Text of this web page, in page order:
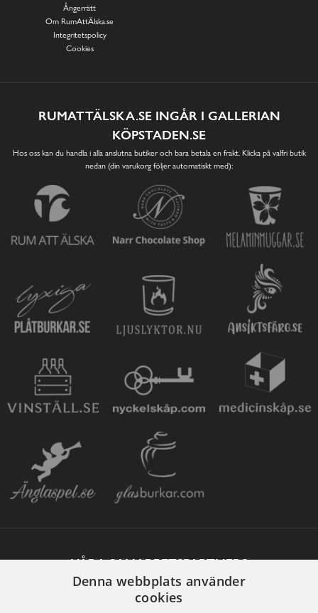
Ångerrätt
Om RumAttÄlska.se
Integritetspolicy
Cookies
RUMATTÄLSKA.SE INGÅR I GALLERIAN
KÖPSTADEN.SE
Hos oss kan du handla i alla anslutna butiker och bara betala en frakt. Klicka på valfri butik
nedan (din varukorg följer automatiskt med):
VÅRA SAMARBETSPARTNERS
Denna webbplats använder
cookies